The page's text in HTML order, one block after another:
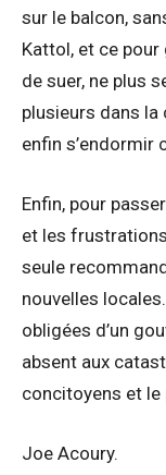
sur le balcon,
Kattol, et ce pour
de suer, ne plus
plusieurs dans
enfin s’endormir
Enfin, pour
et les
seule
nouvelles
obligées d’un
absent aux
concitoyens et le
Joe Acoury.